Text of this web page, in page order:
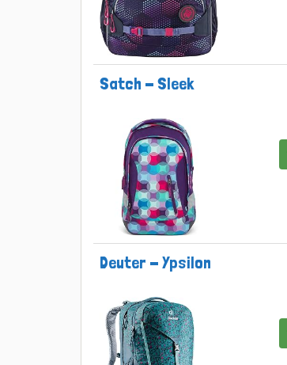
Satch - Sleek
Deuter - Ypsilon